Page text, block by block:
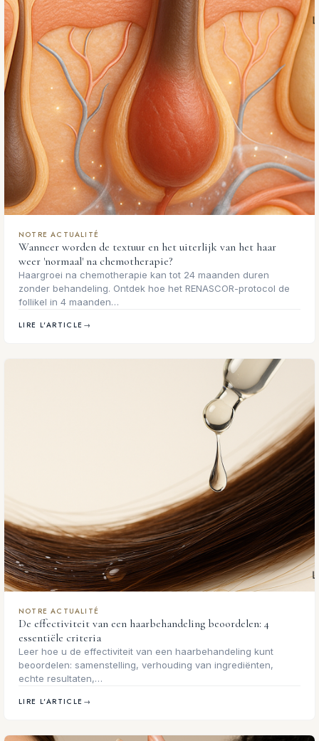
NOTRE ACTUALITÉ
Wanneer worden de textuur en het uiterlijk van het haar
weer 'normaal' na chemotherapie?
Haargroei na chemotherapie kan tot 24 maanden duren
zonder behandeling. Ontdek hoe het RENASCOR-protocol de
follikel in 4 maanden…
LIRE L'ARTICLE →
NOTRE ACTUALITÉ
De effectiviteit van een haarbehandeling beoordelen: 4
essentiële criteria
Leer hoe u de effectiviteit van een haarbehandeling kunt
beoordelen: samenstelling, verhouding van ingrediënten,
echte resultaten,…
LIRE L'ARTICLE →